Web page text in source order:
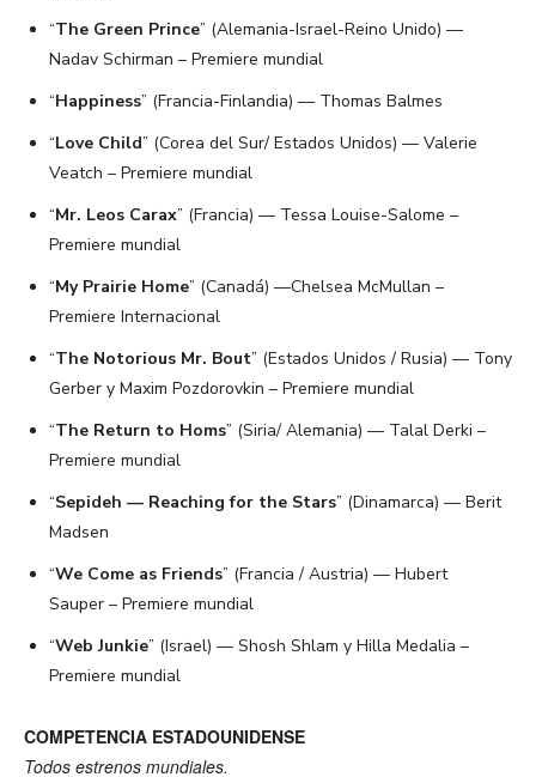
“The Green Prince” (Alemania-Israel-Reino Unido) —
Nadav Schirman – Premiere mundial
“Happiness” (Francia-Finlandia) — Thomas Balmes
“Love Child” (Corea del Sur/ Estados Unidos) — Valerie
Veatch – Premiere mundial
“Mr. Leos Carax” (Francia) — Tessa Louise-Salome –
Premiere mundial
“My Prairie Home” (Canadá) —Chelsea McMullan –
Premiere Internacional
“The Notorious Mr. Bout” (Estados Unidos / Rusia) — Tony
Gerber y Maxim Pozdorovkin – Premiere mundial
“The Return to Homs” (Siria/ Alemania) — Talal Derki –
Premiere mundial
“Sepideh — Reaching for the Stars” (Dinamarca) — Berit
Madsen
“We Come as Friends” (Francia / Austria) — Hubert
Sauper – Premiere mundial
“Web Junkie” (Israel) — Shosh Shlam y Hilla Medalia –
Premiere mundial
COMPETENCIA ESTADOUNIDENSE
Todos estrenos mundiales.